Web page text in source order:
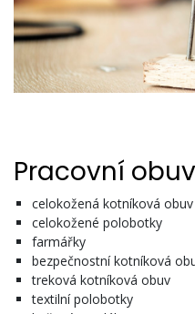
Pracovní obuv
celokožená kotníková obuv
celokožené polobotky
farmářky
bezpečnostní kotníková
treková kotníková obuv
textilní polobotky